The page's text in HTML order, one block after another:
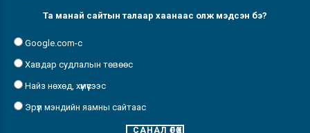
Та манай сайтын талаар хаанаас олж мэдсэн бэ?
Google.com-с
Хавдар судлалын төвөөс
Найз нөхөд, хүмүүсээс
Эрүүл мэндийн яамны сайтаас